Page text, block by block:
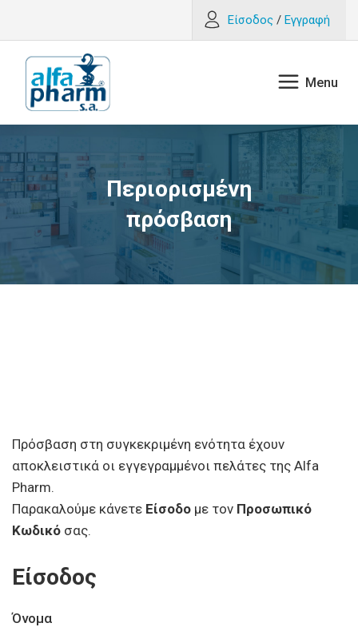
Είσοδος / Εγγραφή
Περιορισμένη
πρόσβαση
Πρόσβαση στη συγκεκριμένη ενότητα έχουν
αποκλειστικά οι εγγεγραμμένοι πελάτες της Alfa
Pharm.
Παρακαλούμε κάνετε Είσοδο με τον Προσωπικό
Κωδικό σας.
Είσοδος
Όνομα